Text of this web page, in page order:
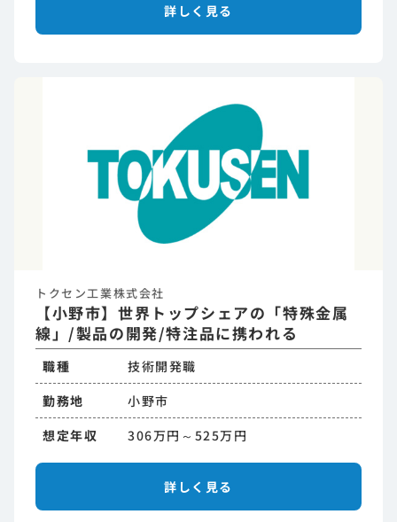
詳しく見る
トクセン工業株式会社
【小野市】世界トップシェアの「特殊金属
線」/製品の開発/特注品に携われる
職種
技術開発職
勤務地
小野市
想定年収
306万円～525万円
詳しく見る